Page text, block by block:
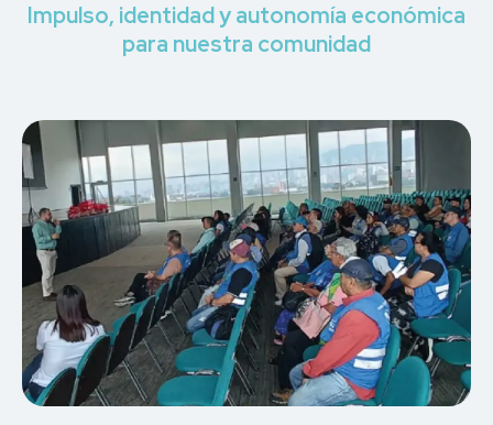
Impulso, identidad y autonomía económica
para nuestra comunidad